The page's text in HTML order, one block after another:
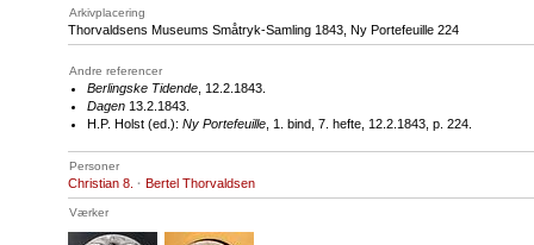
Arkivplacering
Thorvaldsens Museums Småtryk-Samling 1843, Ny Portefeuille 224
Andre referencer
Berlingske Tidende , 12.2.1843.
Dagen 13.2.1843.
H.P. Holst (ed.): Ny Portefeuille , 1. bind, 7. hefte, 12.2.1843, p. 224.
Personer
Christian 8. · Bertel Thorvaldsen
Værker